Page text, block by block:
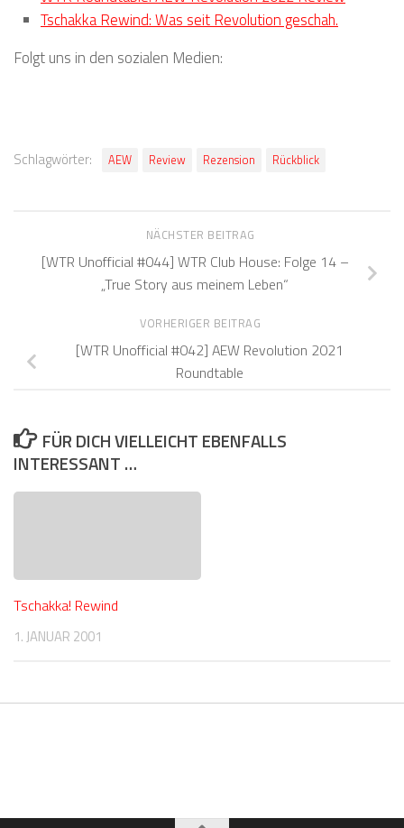
Tschakka Rewind: Was seit Revolution geschah.
Folgt uns in den sozialen Medien:
Schlagwörter: AEW Review Rezension Rückblick
NÄCHSTER BEITRAG
[WTR Unofficial #044] WTR Club House: Folge 14 –
„True Story aus meinem Leben“
VORHERIGER BEITRAG
[WTR Unofficial #042] AEW Revolution 2021
Roundtable
FÜR DICH VIELLEICHT EBENFALLS
INTERESSANT …
Tschakka! Rewind
1. JANUAR 2001